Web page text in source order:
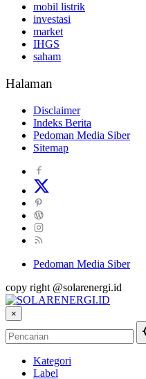
mobil listrik
investasi
market
IHGS
saham
Halaman
Disclaimer
Indeks Berita
Pedoman Media Siber
Sitemap
Pedoman Media Siber
copy right @solarenergi.id
×
Kategori
Label